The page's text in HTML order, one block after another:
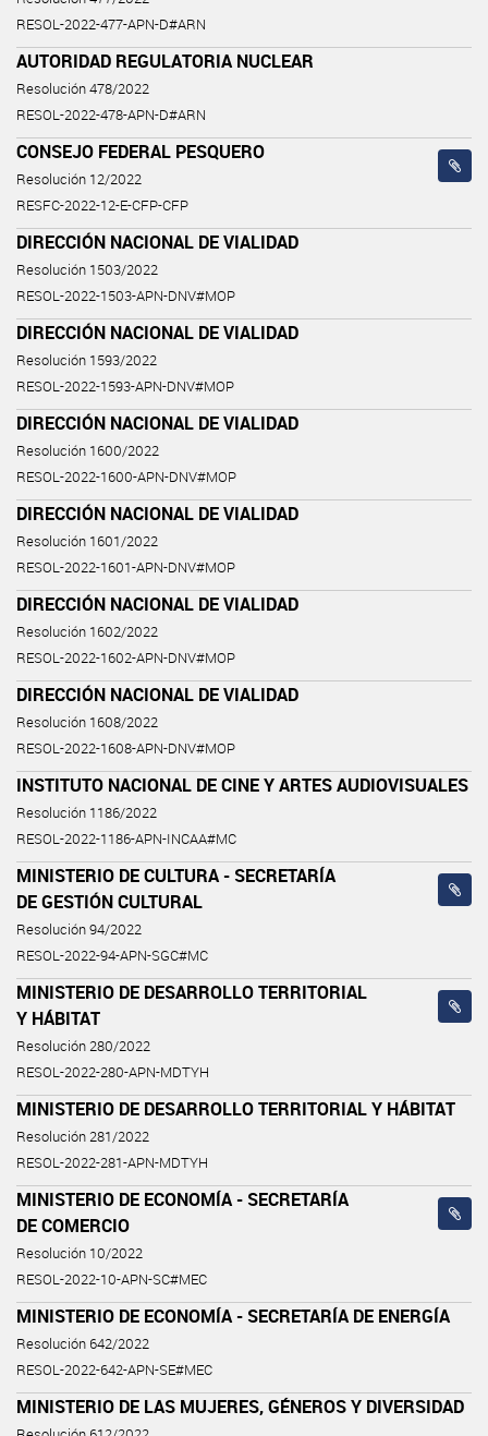
RESOL-2022-477-APN-D#ARN
AUTORIDAD REGULATORIA NUCLEAR
Resolución 478/2022
RESOL-2022-478-APN-D#ARN
CONSEJO FEDERAL PESQUERO
Resolución 12/2022
RESFC-2022-12-E-CFP-CFP
DIRECCIÓN NACIONAL DE VIALIDAD
Resolución 1503/2022
RESOL-2022-1503-APN-DNV#MOP
DIRECCIÓN NACIONAL DE VIALIDAD
Resolución 1593/2022
RESOL-2022-1593-APN-DNV#MOP
DIRECCIÓN NACIONAL DE VIALIDAD
Resolución 1600/2022
RESOL-2022-1600-APN-DNV#MOP
DIRECCIÓN NACIONAL DE VIALIDAD
Resolución 1601/2022
RESOL-2022-1601-APN-DNV#MOP
DIRECCIÓN NACIONAL DE VIALIDAD
Resolución 1602/2022
RESOL-2022-1602-APN-DNV#MOP
DIRECCIÓN NACIONAL DE VIALIDAD
Resolución 1608/2022
RESOL-2022-1608-APN-DNV#MOP
INSTITUTO NACIONAL DE CINE Y ARTES AUDIOVISUALES
Resolución 1186/2022
RESOL-2022-1186-APN-INCAA#MC
MINISTERIO DE CULTURA - SECRETARÍA
DE GESTIÓN CULTURAL
Resolución 94/2022
RESOL-2022-94-APN-SGC#MC
MINISTERIO DE DESARROLLO TERRITORIAL
Y HÁBITAT
Resolución 280/2022
RESOL-2022-280-APN-MDTYH
MINISTERIO DE DESARROLLO TERRITORIAL Y HÁBITAT
Resolución 281/2022
RESOL-2022-281-APN-MDTYH
MINISTERIO DE ECONOMÍA - SECRETARÍA
DE COMERCIO
Resolución 10/2022
RESOL-2022-10-APN-SC#MEC
MINISTERIO DE ECONOMÍA - SECRETARÍA DE ENERGÍA
Resolución 642/2022
RESOL-2022-642-APN-SE#MEC
MINISTERIO DE LAS MUJERES, GÉNEROS Y DIVERSIDAD